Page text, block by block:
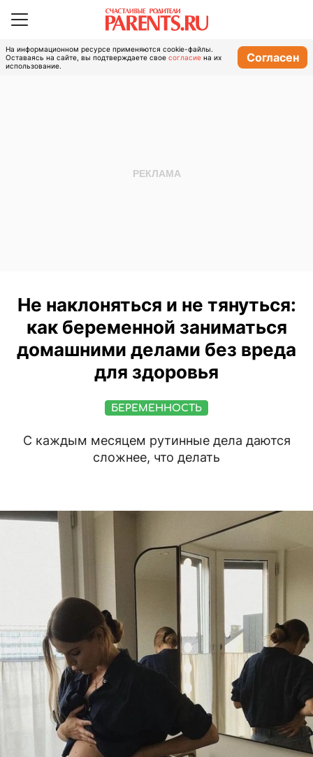
На информационном ресурсе применяются cookie-файлы.
Оставаясь на сайте, вы подтверждаете свое согласие на их
использование.
Согласен
Не наклоняться и не тянуться:
как беременной заниматься
домашними делами без вреда
для здоровья
БЕРЕМЕННОСТЬ
С каждым месяцем рутинные дела даются
сложнее, что делать